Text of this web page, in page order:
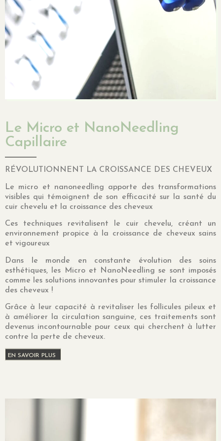
Le Micro et NanoNeedling
Capillaire
RÉVOLUTIONNENT LA CROISSANCE DES CHEVEUX
Le micro et nanoneedling apporte des transformations
visibles qui témoignent de son efficacité sur la santé du
cuir chevelu et la croissance des cheveux
Ces techniques revitalisent le cuir chevelu, créant un
environnement propice à la croissance de cheveux sains
et vigoureux
Dans le monde en constante évolution des soins
esthétiques, les Micro et NanoNeedling se sont imposés
comme les solutions innovantes pour stimuler la croissance
des cheveux !
Grâce à leur capacité à revitaliser les follicules pileux et
à améliorer la circulation sanguine, ces traitements sont
devenus incontournable pour ceux qui cherchent à lutter
contre la perte de cheveux.
EN SAVOIR PLUS